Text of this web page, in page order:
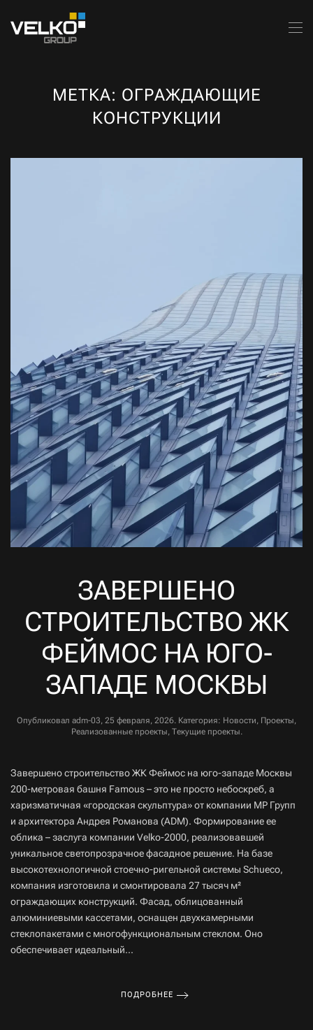
Skip to main content
МЕТКА: ОГРАЖДАЮЩИЕ
КОНСТРУКЦИИ
ЗАВЕРШЕНО
СТРОИТЕЛЬСТВО ЖК
ФЕЙМОС НА ЮГО-
ЗАПАДЕ МОСКВЫ
Опубликовал adm-03, 25 февраля, 2026. Категория: Новости, Проекты,
Реализованные проекты, Текущие проекты.
Завершено строительство ЖК Феймос на юго-западе Москвы
200-метровая башня Famous – это не просто небоскреб, а
харизматичная «городская скульптура» от компании МР Групп
и архитектора Андрея Романова (ADM). Формирование ее
облика – заслуга компании Velko-2000, реализовавшей
уникальное светопрозрачное фасадное решение. На базе
высокотехнологичной стоечно-ригельной системы Schueco,
компания изготовила и смонтировала 27 тысяч м²
ограждающих конструкций. Фасад, облицованный
алюминиевыми кассетами, оснащен двухкамерными
стеклопакетами с многофункциональным стеклом. Оно
обеспечивает идеальный...
ПОДРОБНЕЕ